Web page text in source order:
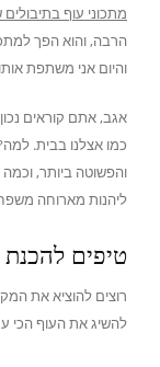
מתכוני עוף בתיבולים
הרבה, והוא הפך
והיום אני משתפת
אגב, אתם קוראים
כמו אצלנו בבית.
והפשוטה ביותר,
ליהנות מארוחה
טיפים
רוצים להוציא את
להשיג את העוף הכי